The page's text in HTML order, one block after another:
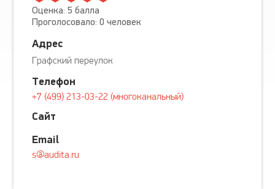
Оценка: 5 балла
Проголосовало: 0 человек
Адрес
Графский переулок
Телефон
+7 (499) 213-03-22 (многоканальный)
Сайт
Email
s@audita.ru